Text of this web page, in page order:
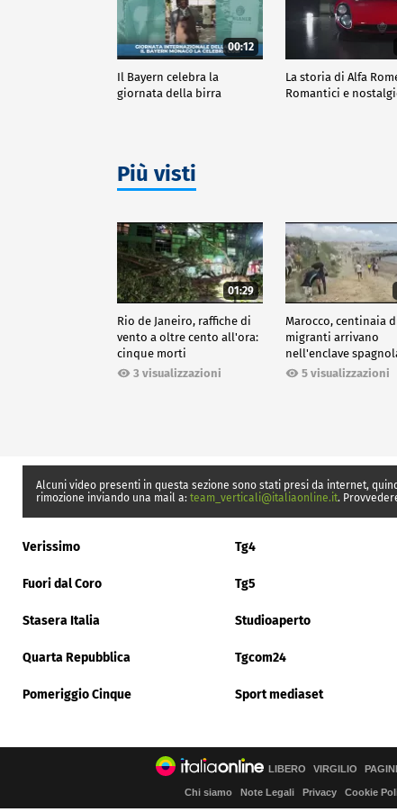
00:12
Il Bayern celebra la
giornata della birra
La storia di Alfa
Romantici e
Più visti
01:29
Rio de Janeiro, raffiche di
vento a oltre cento all'ora:
cinque morti
3 visualizzazioni
Marocco, centinaia
migranti arrivano
nell'enclave
Ceuta5 visualizzazioni
Alcuni video presenti in questa sezione sono stati presi da internet,
rimozione inviando una mail a: team_verticali@italiaonline.it.
Verissimo Tg4
Fuori dal Coro Tg5
Stasera Italia Studioaperto
Quarta Repubblica Tgcom24
Pomeriggio Cinque Sport mediaset
LIBERO VIRGILIO
Chi siamo Note Legali Privacy Cookie